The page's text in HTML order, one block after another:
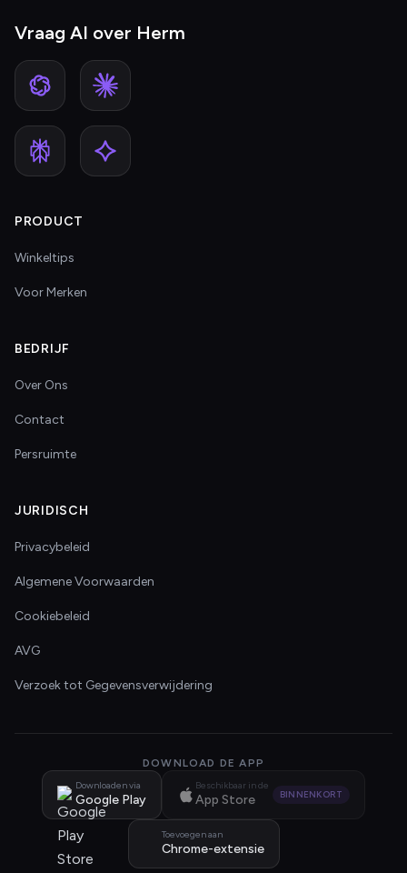
Vraag AI over Herm
PRODUCT
Winkeltips
Voor Merken
BEDRIJF
Over Ons
Contact
Persruimte
JURIDISCH
Privacybeleid
Algemene Voorwaarden
Cookiebeleid
AVG
Verzoek tot Gegevensverwijdering
DOWNLOAD DE APP
Downloaden via
Google Play
Beschikbaar in de
App Store BINNENKORT
Toevoegen aan
Chrome-extensie